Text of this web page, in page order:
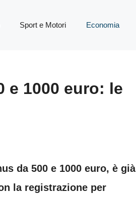
Sport e Motori Economia
e 1000 euro: le
da 500 e 1000 euro, è già
la registrazione per